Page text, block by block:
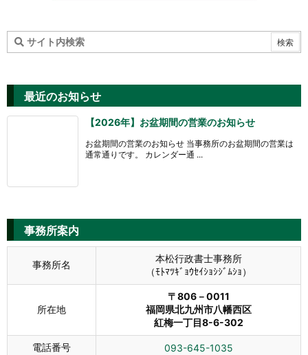
最近のお知らせ
【2026年】お盆期間の営業のお知らせ
お盆期間の営業のお知らせ 当事務所のお盆期間の営業は
通常通りです。 カレンダー通 ...
事務所案内
事務所名
本松行政書士事務所
（ﾓﾄﾏﾂｷﾞｮｳｾｲｼｮｼｼﾞﾑｼｮ）
所在地
〒806－0011
福岡県北九州市八幡西区
紅梅一丁目8-6-302
電話番号 093-645-1035